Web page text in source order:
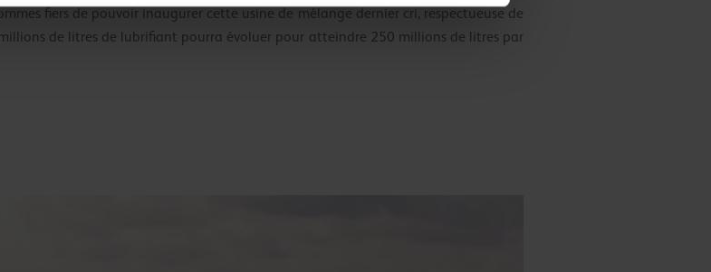
fiers de pouvoir inaugurer cette usine de mélange dernier cri, respectueuse de
de litres de lubrifiant pourra évoluer pour atteindre 250 millions de litres par